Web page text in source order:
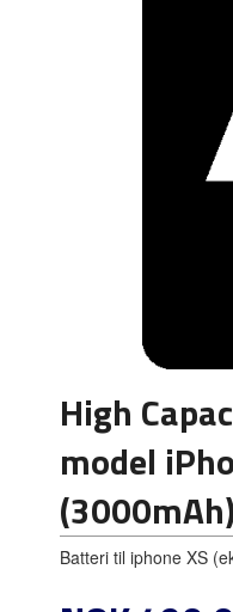
High
model
(3000mAh)
Batteri til iphone XS